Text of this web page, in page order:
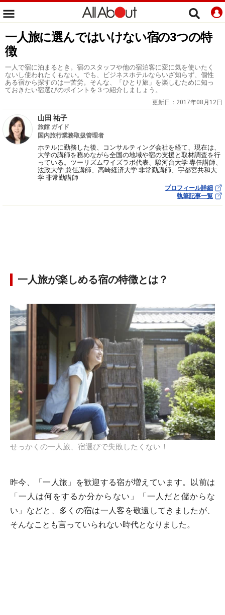
一人旅に選んではいけない宿の3つの特
徴
一人で宿に泊まるとき。宿のスタッフや他の宿泊客に変に気を使いたく
ないし使われたくもない。でも、ビジネスホテルならいざ知らず、個性
ある宿から探すのは一苦労。そんな、「ひとり旅」を楽しむために知っ
ておきたい宿選びのポイントを３つ紹介しましょう。
更新日： 2017年08月12日
山田 祐子
旅館 ガイド
国内旅行業務取扱管理者
ホテルに勤務した後、コンサルティング会社を経て、現在は、
大学の講師を務めながら全国の地域や宿の支援と取材調査を行
っている。ツーリズムワイズラボ代表、駿河台大学 専任講師、
法政大学 兼任講師、高崎経済大学 非常勤講師、宇都宮共和大
学 非常勤講師
プロフィール詳細
執筆記事一覧
一人旅が楽しめる宿の特徴とは？
せっかくの一人旅、宿選びで失敗したくない！
昨今、「一人旅」を歓迎する宿が増えています。以前は
「一人は何をするか分からない」「一人だと儲からな
い」などと、多くの宿は一人客を敬遠してきましたが、
そんなことも言っていられない時代となりました。